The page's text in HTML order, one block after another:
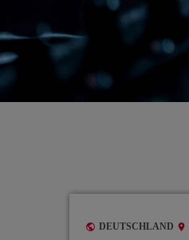
public DEUTSCHLAND location_on